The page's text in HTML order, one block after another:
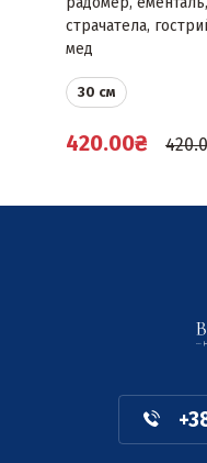
страчатела,
мед
30 см
420.00₴